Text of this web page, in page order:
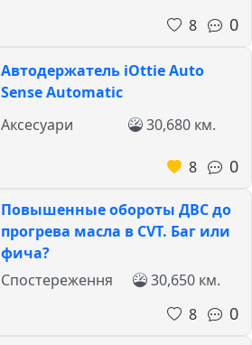
8
0
Автодержатель iOttie Auto
Sense Automatic
Аксесуари 30,680 км.
8 0
Повышенные обороты ДВС до
прогрева масла в CVT. Баг или
фича?
Спостереження
30,650 км.
8
0